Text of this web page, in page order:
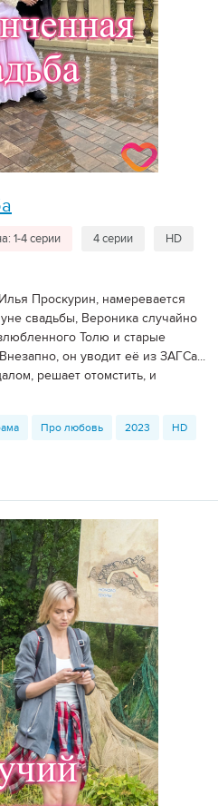
1-4 серии 4 серии
HD
Проскурин, намеревается
свадьбы, Вероника случайно
Толю и старые
он уводит её из ЗАГСа...
решает отомстить, и
Про любовь 2023 HD